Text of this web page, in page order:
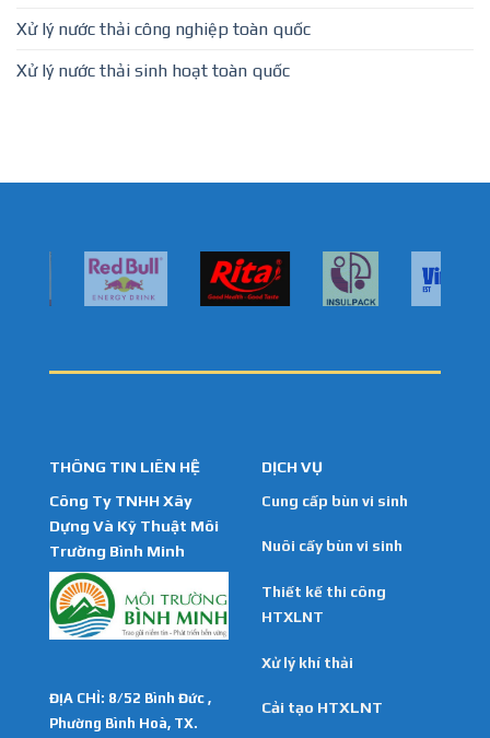
Xử lý nước thải công nghiệp toàn quốc
Xử lý nước thải sinh hoạt toàn quốc
THÔNG TIN LIÊN HỆ
Công Ty TNHH Xây
Dựng Và Kỹ Thuật Môi
Trường Bình Minh
ĐỊA CHỈ: 8/52 Bình Đức ,
Phường Bình Hoà, TX.
DỊCH VỤ
Cung cấp bùn vi sinh
Nuôi cấy bùn vi sinh
Thiết kế thi công
HTXLNT
Xử lý khí thải
Cải tạo HTXLNT